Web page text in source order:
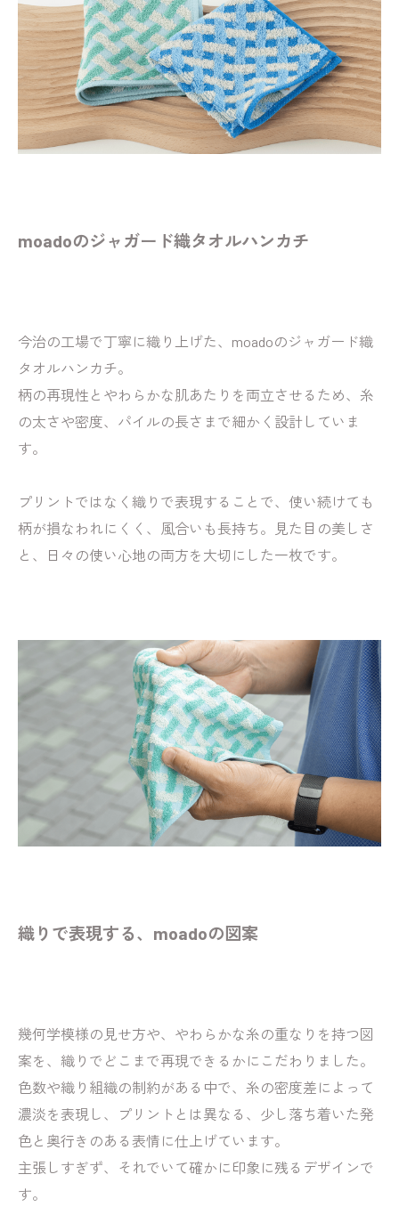
moadoのジャガード織タオルハンカチ
今治の工場で丁寧に織り上げた、moadoのジャガード織
タオルハンカチ。
柄の再現性とやわらかな肌あたりを両立させるため、糸
の太さや密度、パイルの長さまで細かく設計していま
す。
プリントではなく織りで表現することで、使い続けても
柄が損なわれにくく、風合いも長持ち。見た目の美しさ
と、日々の使い心地の両方を大切にした一枚です。
織りで表現する、moadoの図案
幾何学模様の見せ方や、やわらかな糸の重なりを持つ図
案を、織りでどこまで再現できるかにこだわりました。
色数や織り組織の制約がある中で、糸の密度差によって
濃淡を表現し、プリントとは異なる、少し落ち着いた発
色と奥行きのある表情に仕上げています。
主張しすぎず、それでいて確かに印象に残るデザインで
す。